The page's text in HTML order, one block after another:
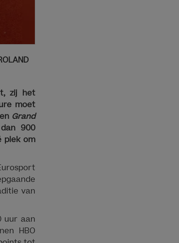
zij het
moet
Grand
900
plek om
van
uur aan
HBO